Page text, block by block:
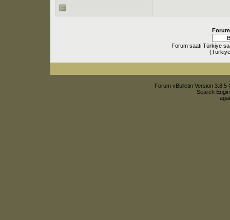
Forum saati Türkiye
Forum vBulletin Version
Search